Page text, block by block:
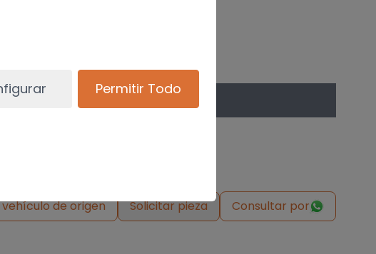
de origen Solicitar pieza Consultar por
Permitir Todo